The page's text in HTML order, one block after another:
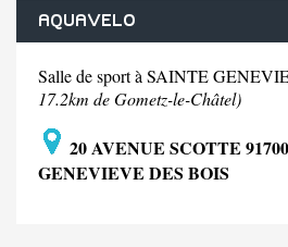
AQUAVELO
Salle de sport à SAINTE
17.2km de Gometz-le-Châtel)
20 AVENUE SCOTTE
GENEVIEVE DES BOIS